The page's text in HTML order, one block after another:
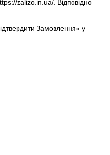
zalizo.in.ua/. Відповідно
Замовлення» у